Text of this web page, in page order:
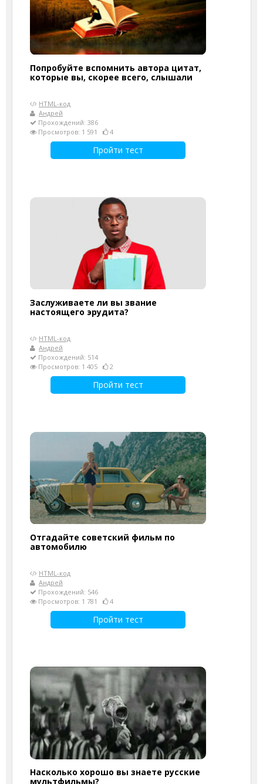
Попробуйте вспомнить автора цитат,
которые вы, скорее всего, слышали
HTML-код
Андрей
Прохождений: 386
Просмотров: 1 591
4
Пройти тест
Заслуживаете ли вы звание
настоящего эрудита?
HTML-код
Андрей
Прохождений: 514
Просмотров: 1 405
2
Пройти тест
Отгадайте советский фильм по
автомобилю
HTML-код
Андрей
Прохождений: 546
Просмотров: 1 781
4
Пройти тест
Насколько хорошо вы знаете русские
мультфильмы?